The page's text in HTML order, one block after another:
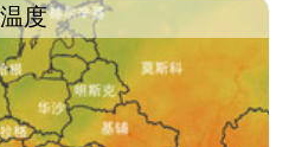
温度